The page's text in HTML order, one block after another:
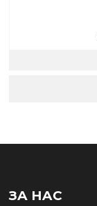
ЗА НАС